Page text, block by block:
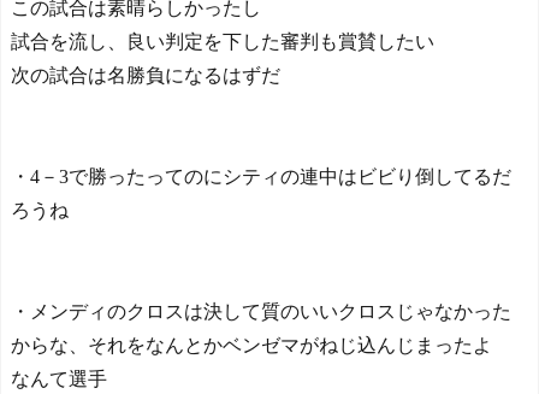
この試合は素晴らしかったし
試合を流し、良い判定を下した審判も賞賛したい
次の試合は名勝負になるはずだ
・4－3で勝ったってのにシティの連中はビビり倒してるだ
ろうね
・メンディのクロスは決して質のいいクロスじゃなかった
からな、それをなんとかベンゼマがねじ込んじまったよ
なんて選手